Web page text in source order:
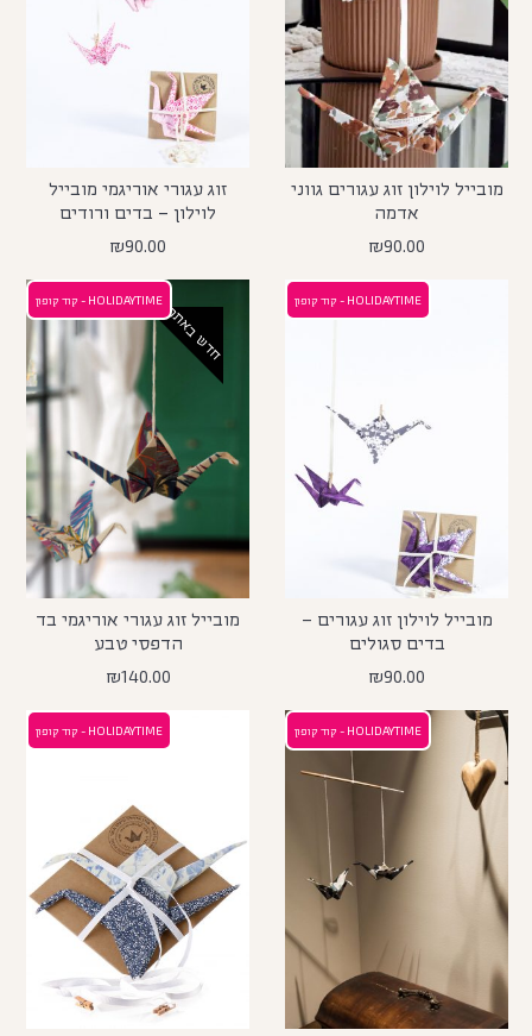
מובייל לוילון זוג עגורים גווני
אדמה
₪90.00
זוג עגורי אוריגמי מובייל
לוילון – בדים ורודים
₪90.00
HOLIDAYTIME - קוד קופון
מובייל לוילון זוג עגורים –
בדים סגולים
₪90.00
חדש באתר
HOLIDAYTIME - קוד קופון
מובייל זוג עגורי אוריגמי בד
הדפסי טבע
₪140.00
HOLIDAYTIME - קוד קופון HOLIDAYTIME - קוד קופון